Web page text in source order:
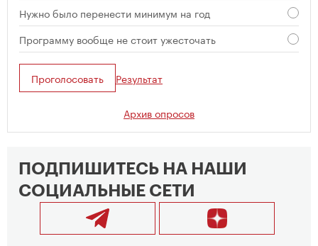
Нужно было перенести минимум на год
Программу вообще не стоит ужесточать
Проголосовать Результат
Архив опросов
ПОДПИШИТЕСЬ НА НАШИ
СОЦИАЛЬНЫЕ СЕТИ